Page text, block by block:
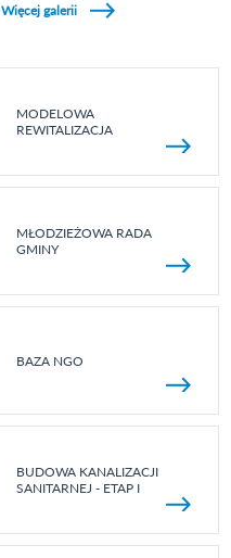
Więcej galerii
MODELOWA
REWITALIZACJA
MŁODZIEŻOWA RADA
GMINY
BAZA NGO
BUDOWA KANALIZACJI
SANITARNEJ - ETAP I